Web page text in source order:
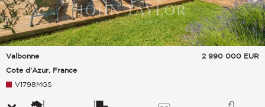
Valbonne
Cote d'Azur, France
2 990 000 EUR
V1798MGS